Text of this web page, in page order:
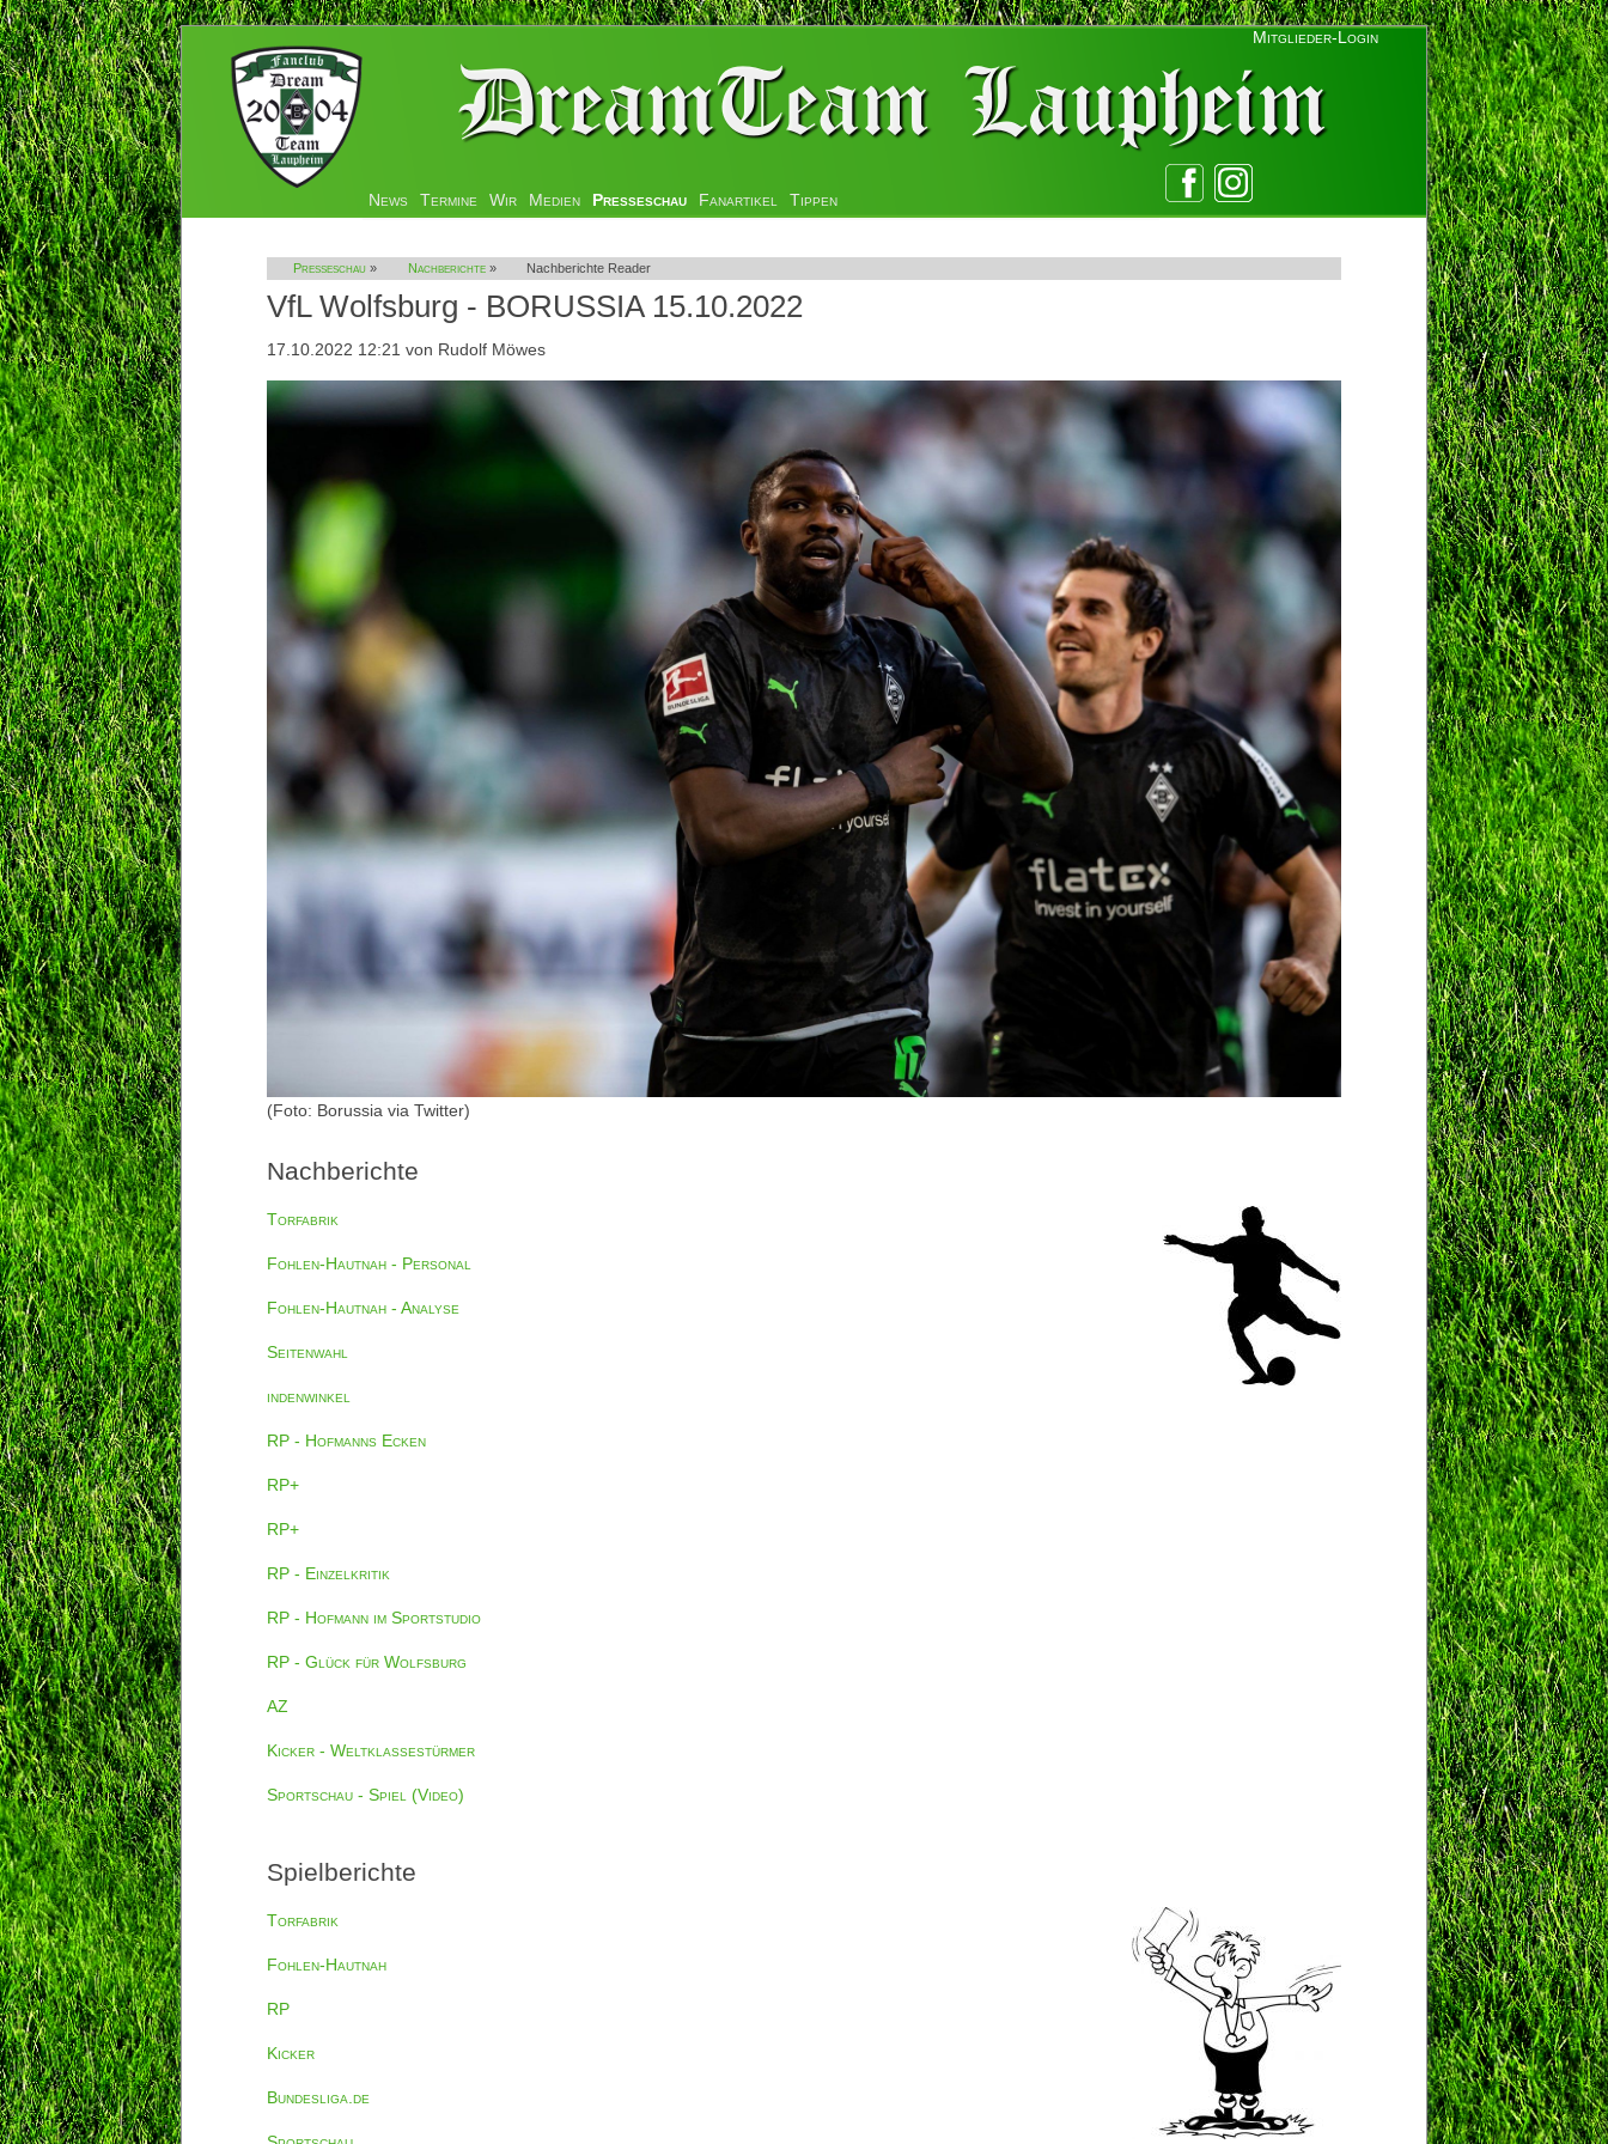
Mitglieder-Login
Navigation
News Termine Wir Medien Presseschau Fanartikel Tippen
Presseschau » Nachberichte» Nachberichte Reader
VfL Wolfsburg - BORUSSIA 15.10.2022
17.10.2022 12:21 von Rudolf Möwes
(Foto: Borussia via Twitter)
Nachberichte
Torfabrik
Fohlen-Hautnah - Personal
Fohlen-Hautnah - Analyse
Seitenwahl
indenwinkel
RP - Hofmanns Ecken
RP+
RP+
RP - Einzelkritik
RP - Hofmann im Sportstudio
RP - Glück für Wolfsburg
AZ
Kicker - Weltklassestürmer
Sportschau - Spiel (Video)
Spielberichte
Torfabrik
Fohlen-Hautnah
RP
Kicker
Bundesliga.de